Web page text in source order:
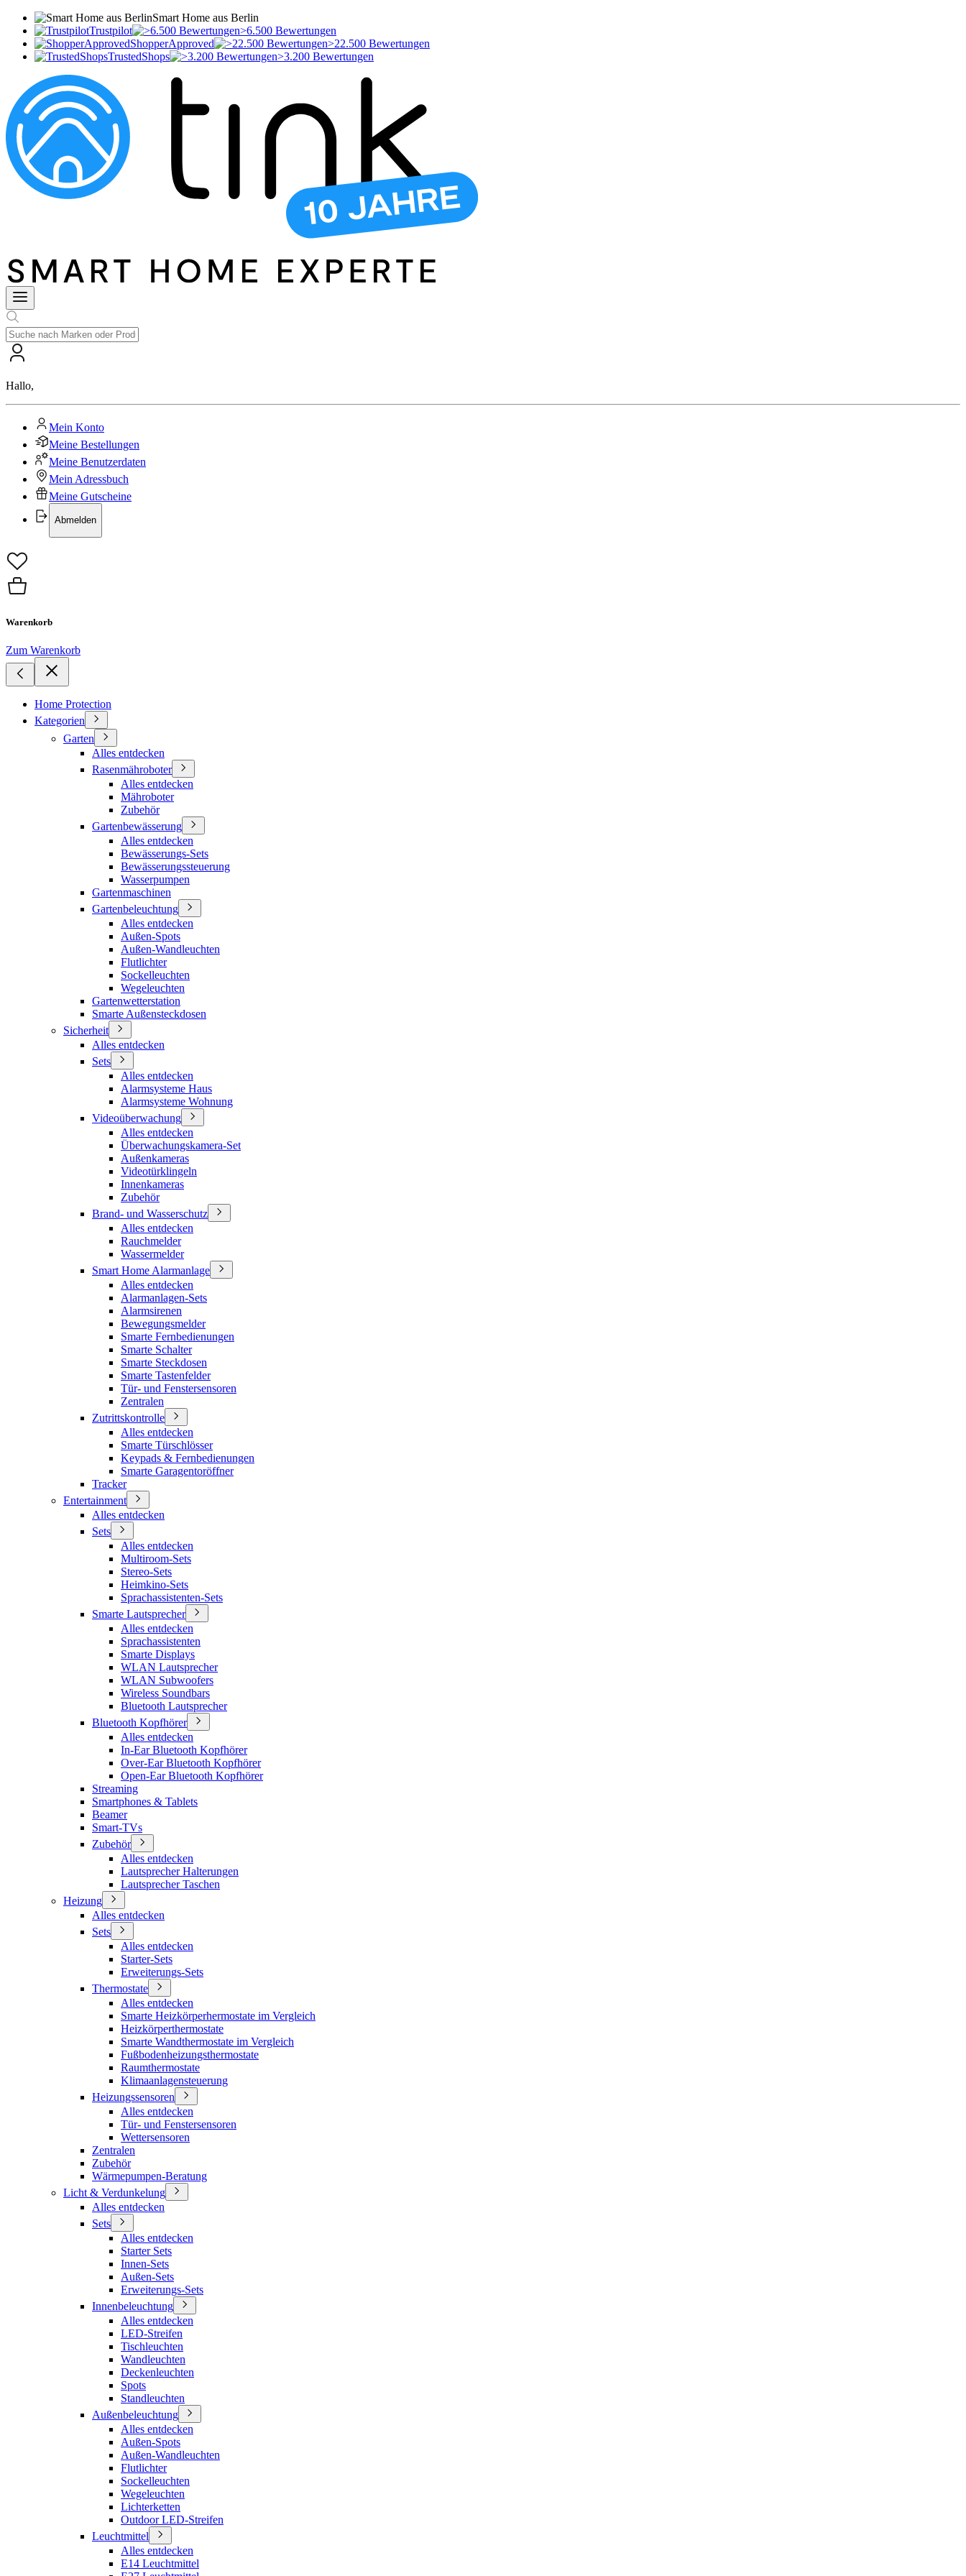
Smart Home aus Berlin
Trustpilot
>6.500 Bewertungen
ShopperApproved
>22.500 Bewertungen
TrustedShops
>3.200 Bewertungen
Hallo,
Mein Konto
Meine Bestellungen
Meine Benutzerdaten
Mein Adressbuch
Meine Gutscheine
Abmelden
Warenkorb
Zum Warenkorb
Home Protection
Kategorien
Garten
Alles entdecken
Rasenmähroboter
Alles entdecken
Mähroboter
Zubehör
Gartenbewässerung
Alles entdecken
Bewässerungs-Sets
Bewässerungssteuerung
Wasserpumpen
Gartenmaschinen
Gartenbeleuchtung
Alles entdecken
Außen-Spots
Außen-Wandleuchten
Flutlichter
Sockelleuchten
Wegeleuchten
Gartenwetterstation
Smarte Außensteckdosen
Sicherheit
Alles entdecken
Sets
Alles entdecken
Alarmsysteme Haus
Alarmsysteme Wohnung
Videoüberwachung
Alles entdecken
Überwachungskamera-Set
Außenkameras
Videotürklingeln
Innenkameras
Zubehör
Brand- und Wasserschutz
Alles entdecken
Rauchmelder
Wassermelder
Smart Home Alarmanlage
Alles entdecken
Alarmanlagen-Sets
Alarmsirenen
Bewegungsmelder
Smarte Fernbedienungen
Smarte Schalter
Smarte Steckdosen
Smarte Tastenfelder
Tür- und Fenstersensoren
Zentralen
Zutrittskontrolle
Alles entdecken
Smarte Türschlösser
Keypads & Fernbedienungen
Smarte Garagentoröffner
Tracker
Entertainment
Alles entdecken
Sets
Alles entdecken
Multiroom-Sets
Stereo-Sets
Heimkino-Sets
Sprachassistenten-Sets
Smarte Lautsprecher
Alles entdecken
Sprachassistenten
Smarte Displays
WLAN Lautsprecher
WLAN Subwoofers
Wireless Soundbars
Bluetooth Lautsprecher
Bluetooth Kopfhörer
Alles entdecken
In-Ear Bluetooth Kopfhörer
Over-Ear Bluetooth Kopfhörer
Open-Ear Bluetooth Kopfhörer
Streaming
Smartphones & Tablets
Beamer
Smart-TVs
Zubehör
Alles entdecken
Lautsprecher Halterungen
Lautsprecher Taschen
Heizung
Alles entdecken
Sets
Alles entdecken
Starter-Sets
Erweiterungs-Sets
Thermostate
Alles entdecken
Smarte Heizkörperhermostate im Vergleich
Heizkörperthermostate
Smarte Wandthermostate im Vergleich
Fußbodenheizungsthermostate
Raumthermostate
Klimaanlagensteuerung
Heizungssensoren
Alles entdecken
Tür- und Fenstersensoren
Wettersensoren
Zentralen
Zubehör
Wärmepumpen-Beratung
Licht & Verdunkelung
Alles entdecken
Sets
Alles entdecken
Starter Sets
Innen-Sets
Außen-Sets
Erweiterungs-Sets
Innenbeleuchtung
Alles entdecken
LED-Streifen
Tischleuchten
Wandleuchten
Deckenleuchten
Spots
Standleuchten
Außenbeleuchtung
Alles entdecken
Außen-Spots
Außen-Wandleuchten
Flutlichter
Sockelleuchten
Wegeleuchten
Lichterketten
Outdoor LED-Streifen
Leuchtmittel
Alles entdecken
E14 Leuchtmittel